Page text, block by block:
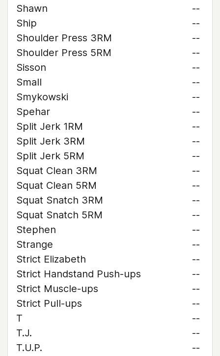
Shawn
--
Ship
--
Shoulder Press 3RM
--
Shoulder Press 5RM
--
Sisson
--
Small
--
Smykowski
--
Spehar
--
Split Jerk 1RM
--
Split Jerk 3RM
--
Split Jerk 5RM
--
Squat Clean 3RM
--
Squat Clean 5RM
--
Squat Snatch 3RM
--
Squat Snatch 5RM
--
Stephen
--
Strange
--
Strict Elizabeth
--
Strict Handstand Push-ups
--
Strict Muscle-ups
--
Strict Pull-ups
--
T
--
T.J.
--
T.U.P.
--